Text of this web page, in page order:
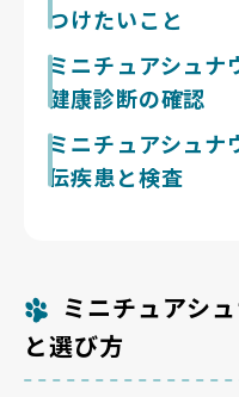
大人びて見える犬種で
蓄えていられる体力は
遊びが止まらず、休む
分でペースを保てるよ
るか、疲れたら自分か
う。
つけたいこと
ミニチュアシュナウザ
切って立たせる断耳の
も犬種のイメージに見
犬には痛みと、治るま
Breeder Familiesは評
ない」を置き、これを
ミニチュアシュナ
健康診断の確認
お迎え前には、混合ワ
断の記録を確認しまし
尿路結石ができやすい
になります。
ミニチュアシュナ
伝疾患と検査
り、遺伝子検査で保因
検査結果や健康診断の
に尋ねてみましょう。
選ぶことが、安心につ
ミニチュアシ
と選び方